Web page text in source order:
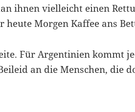
ihnen vielleicht einen
heute Morgen Kaffee ans
Für Argentinien kommt
an die Menschen, die